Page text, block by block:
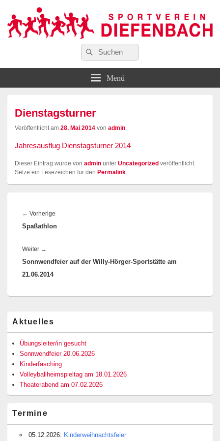
Sportverein Diefenbach e. V.
Suchen
nach:
Suchen
Menü
Dienstagsturner
Veröffentlicht am 28. Mai 2014 von admin
Jahresausflug Dienstagsturner 2014
Dieser Eintrag wurde von admin unter Uncategorized veröffentlicht.
Setze ein Lesezeichen für den Permalink
← Vorherige
Beitrag:
Spaßathlon
Weiter →
Beitrag:
Sonnwendfeier auf der Willy-Hörger-Sportstätte am
21.06.2014
Seitenleisten-
Widgetbereich
Aktuelles
Übungsleiter/in gesucht
Sonnwendfeier 20.06.2026
Kinderfasching
Volleyballheimspieltag am 18.01.2026
Theaterabend am 07.02.2026
Termine
05.12.2026: Kinderweihnachtsfeier